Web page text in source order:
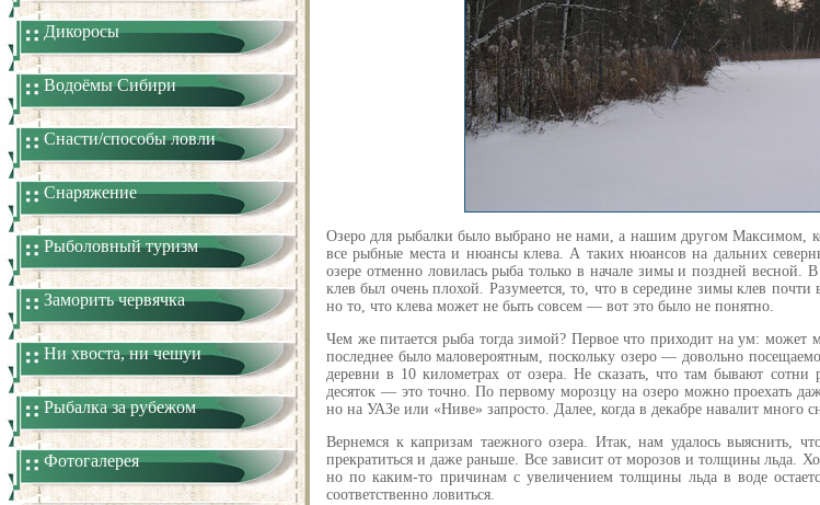
Дикоросы
Водоёмы Сибири
Снасти/способы ловли
Снаряжение
Рыболовный туризм
Заморить червячка
Ни хвоста, ни чешуи
Рыбалка за рубежом
Фотогалерея
Озеро для рыбалки было выбрано не нами, а нашим другом Максимом,
все рыбные места и нюансы клева. А таких нюансов на дальних
озере отменно ловилась рыба только в начале зимы и поздней весной.
клев был очень плохой. Разумеется, то, что в середине зимы клев
но то, что клева может не быть совсем — вот это было не понятно.
Чем же питается рыба тогда зимой? Первое что приходит на ум: может
последнее было маловероятным, поскольку озеро — довольно
деревни в 10 километрах от озера. Не сказать, что там бывают
десяток — это точно. По первому морозцу на озеро можно проехать
но на УАЗе или «Ниве» запросто. Далее, когда в декабре навалит много
Вернемся к капризам таежного озера. Итак, нам удалось выяснить,
прекратиться и даже раньше. Все зависит от морозов и толщины льда.
но по каким-то причинам с увеличением толщины льда в воде
соответственно ловиться.